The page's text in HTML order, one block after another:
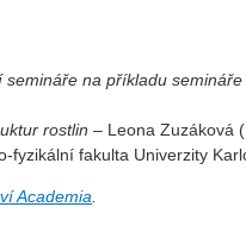
na příkladu
rostlin – Leona Zuzáková
fyzikální fakulta Univerzity
Academia.